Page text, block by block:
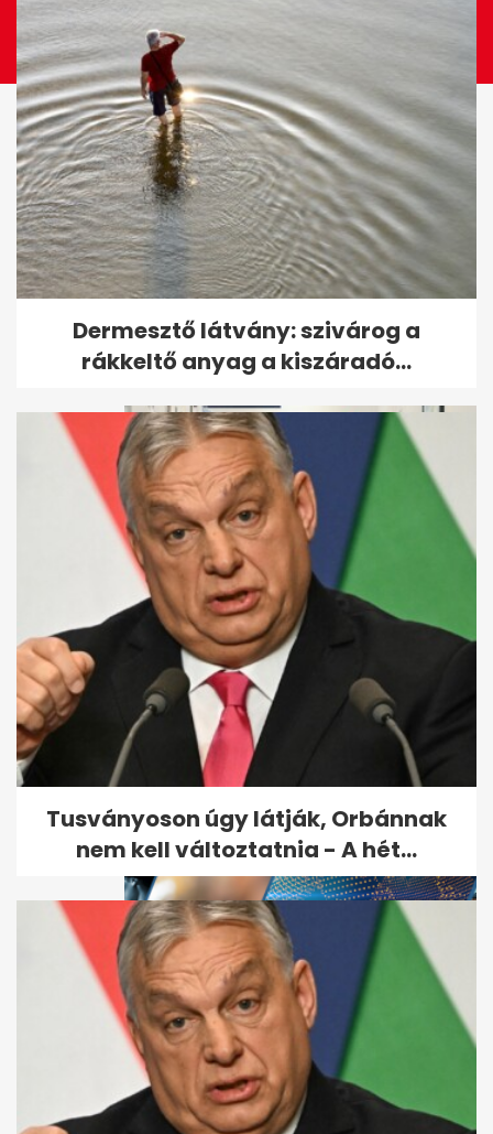
Takács Péter teljesen mást
állított, mint az utólag...
Itt a rendelet: változás jön a
kórházakban januártól - A
hét...
Dermesztő látvány: szivárog a
rákkeltő anyag a kiszáradó...
Tusványoson úgy látják, Orbánnak
nem kell változtatnia - A hét...